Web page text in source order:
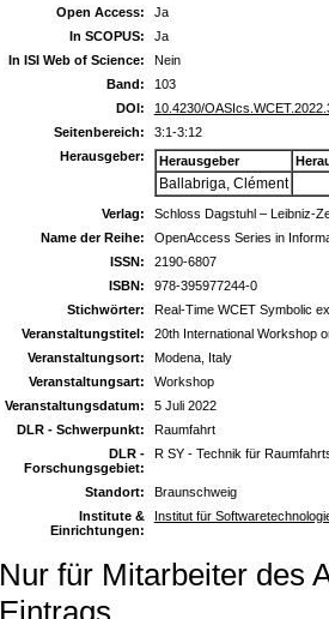
Open Access:
Ja
In SCOPUS:
Ja
In ISI Web of Science:
Nein
Band:
103
DOI:
10.4230/
Seitenbereich:
3:1-3:12
Herausgeber:
Herausgeber
Ballabriga, Clément
Verlag:
Schloss Dagstuhl – Leibniz-
Name der Reihe:
OpenAccess Series in
ISSN:
2190-6807
ISBN:
978-395977244-0
Stichwörter:
Real-Time WCET Symbolic
Veranstaltungstitel:
20th International Workshop
Veranstaltungsort:
Modena, Italy
Veranstaltungsart:
Workshop
Veranstaltungsdatum:
5 Juli 2022
DLR - Schwerpunkt:
Raumfahrt
DLR -
Forschungsgebiet:
R SY - Technik für
Standort:
Braunschweig
Institute &
Einrichtungen:
Institut für
Nur für Mitarbeiter des